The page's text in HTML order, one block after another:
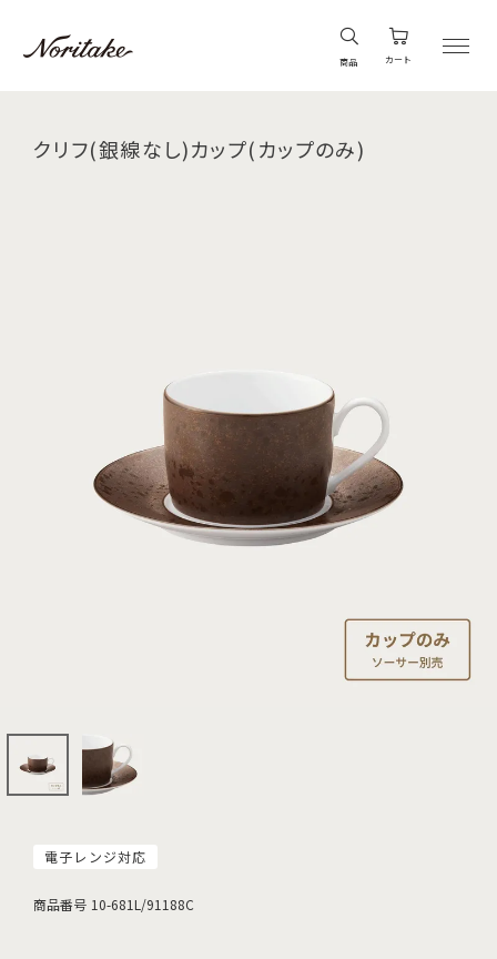
商品 カート
クリフ(銀線なし)カップ(カップのみ)
電子レンジ対応
商品番号 10-681L/91188C